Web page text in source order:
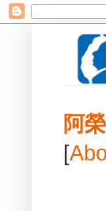
阿
[